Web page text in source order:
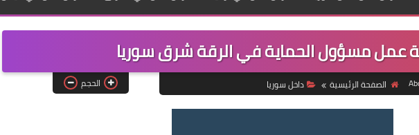
عمل مسؤول الحماية في الرقة شرق سوريا
الصفحة الرئيسية داخل سوريا الحجم